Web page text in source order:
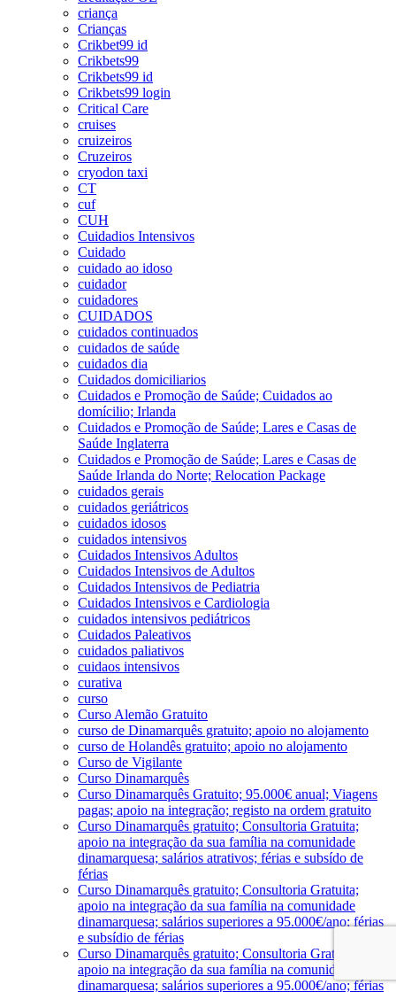
criança
Crianças
Crikbet99 id
Crikbets99
Crikbets99 id
Crikbets99 login
Critical Care
cruises
cruizeiros
Cruzeiros
cryodon taxi
CT
cuf
CUH
Cuidadios Intensivos
Cuidado
cuidado ao idoso
cuidador
cuidadores
CUIDADOS
cuidados continuados
cuidados de saúde
cuidados dia
Cuidados domiciliarios
Cuidados e Promoção de Saúde; Cuidados ao
domícilio; Irlanda
Cuidados e Promoção de Saúde; Lares e Casas de
Saúde Inglaterra
Cuidados e Promoção de Saúde; Lares e Casas de
Saúde Irlanda do Norte; Relocation Package
cuidados gerais
cuidados geriátricos
cuidados idosos
cuidados intensivos
Cuidados Intensivos Adultos
Cuidados Intensivos de Adultos
Cuidados Intensivos de Pediatria
Cuidados Intensivos e Cardiologia
cuidados intensivos pediátricos
Cuidados Paleativos
cuidados paliativos
cuidaos intensivos
curativa
curso
Curso Alemão Gratuito
curso de Dinamarquês gratuito; apoio no alojamento
curso de Holandês gratuito; apoio no alojamento
Curso de Vigilante
Curso Dinamarquês
Curso Dinamarquês Gratuito; 95.000€ anual; Viagens
pagas; apoio na integração; registo na ordem gratuito
Curso Dinamarquês gratuito; Consultoria Gratuita;
apoio na integração da sua família na comunidade
dinamarquesa; salários atrativos; férias e subsído de
férias
Curso Dinamarquês gratuito; Consultoria Gratuita;
apoio na integração da sua família na comunidade
dinamarquesa; salários superiores a 95.000€/ano; férias
e subsídio de férias
Curso Dinamarquês gratuito; Consultoria Gratuita;
apoio na integração da sua família na comunidade
dinamarquesa; salários superiores a 95.000€/ano; férias